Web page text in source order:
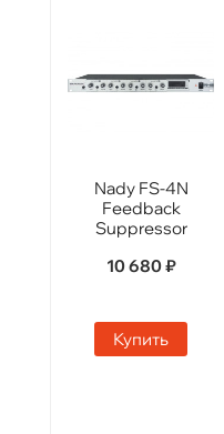
Nady FS-4N
Feedback
Suppressor
10 680 ₽
Купить